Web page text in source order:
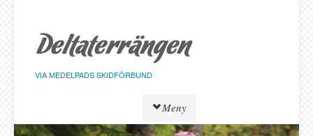
sidans
innehåll
VIA MEDELPADS SKIDFÖRBUND
Meny